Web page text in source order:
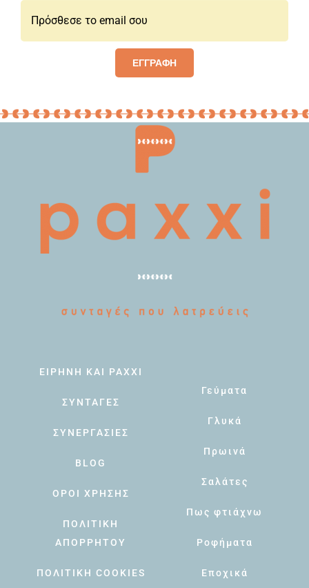
ΕΓΓΡΑΦΗ
ΕΙΡΗΝΗ ΚΑΙ PAXXI
ΣΥΝΤΑΓΕΣ
ΣΥΝΕΡΓΑΣΙΕΣ
BLOG
ΟΡΟΙ ΧΡΗΣΗΣ
ΠΟΛΙΤΙΚΗ
ΑΠΟΡΡΗΤΟΥ
ΠΟΛΙΤΙΚΗ COOKIES
Γεύματα
Γλυκά
Πρωινά
Σαλάτες
Πως φτιάχνω
Ροφήματα
Εποχικά